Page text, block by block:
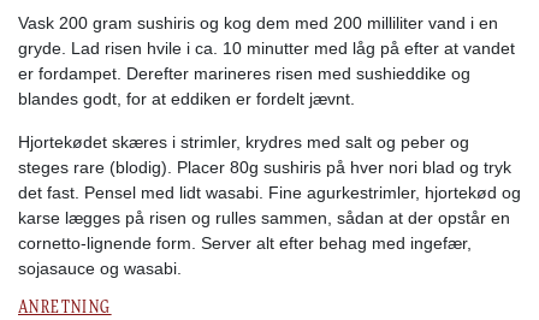
Vask 200 gram sushiris og kog dem med 200 milliliter vand i en
gryde. Lad risen hvile i ca. 10 minutter med låg på efter at vandet
er fordampet. Derefter marineres risen med sushieddike og
blandes godt, for at eddiken er fordelt jævnt.
Hjortekødet skæres i strimler, krydres med salt og peber og
steges rare (blodig). Placer 80g sushiris på hver nori blad og tryk
det fast. Pensel med lidt wasabi. Fine agurkestrimler, hjortekød og
karse lægges på risen og rulles sammen, sådan at der opstår en
cornetto-lignende form. Server alt efter behag med ingefær,
sojasauce og wasabi.
ANRETNING